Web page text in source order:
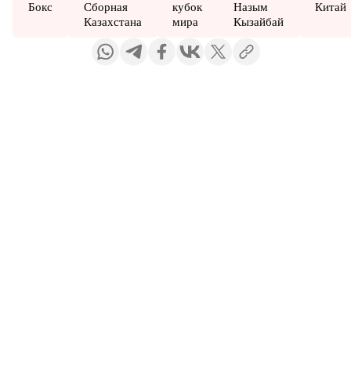
Бокс
Сборная
Казахстана
кубок
мира
Назым
Кызайбай
Китай